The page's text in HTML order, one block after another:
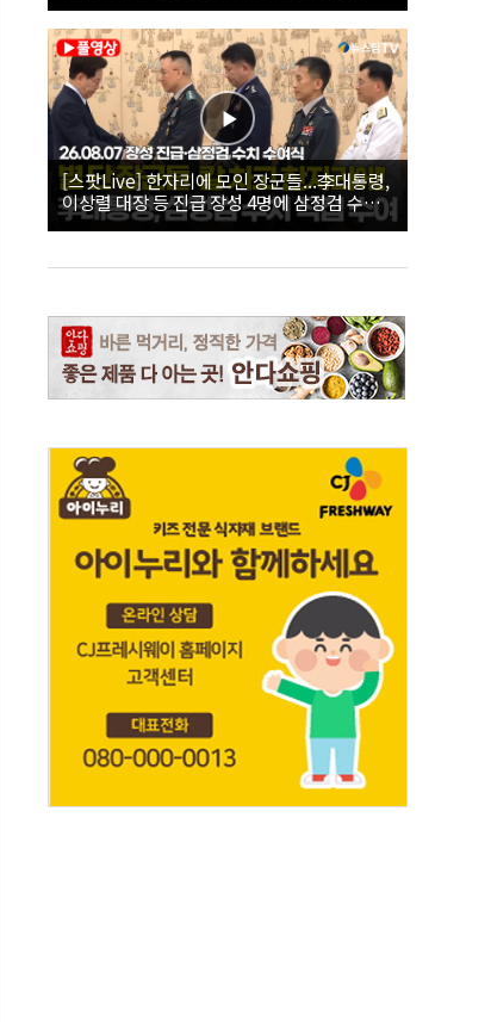
[스팟Live] 한자리에 모인 장군들...李대통령,
이상렬 대장 등 진급 장성 4명에 삼정검 수치
직접 수여｜26.08.07 장성 진급·삼정검 수치